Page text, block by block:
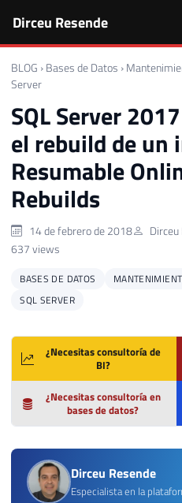
Dirceu Resende
BLOG › Bases de Datos ›
Server
SQL Server
el rebuild de un
Resumable
Rebuilds
14 de febrero de 2018
637 views
BASES DE DATOS
SQL SERVER
¿Necesitas consultoría de
BI?
¿Necesitas consultoría en
bases de datos?
Dirceu Resende
Especialista en la